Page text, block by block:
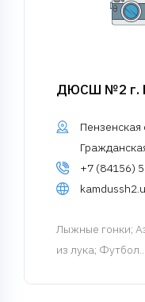
ДЮСШ №2 г.
Пензенская
+7 (84156)
Лыжные гонки;
из лука; Футбол...